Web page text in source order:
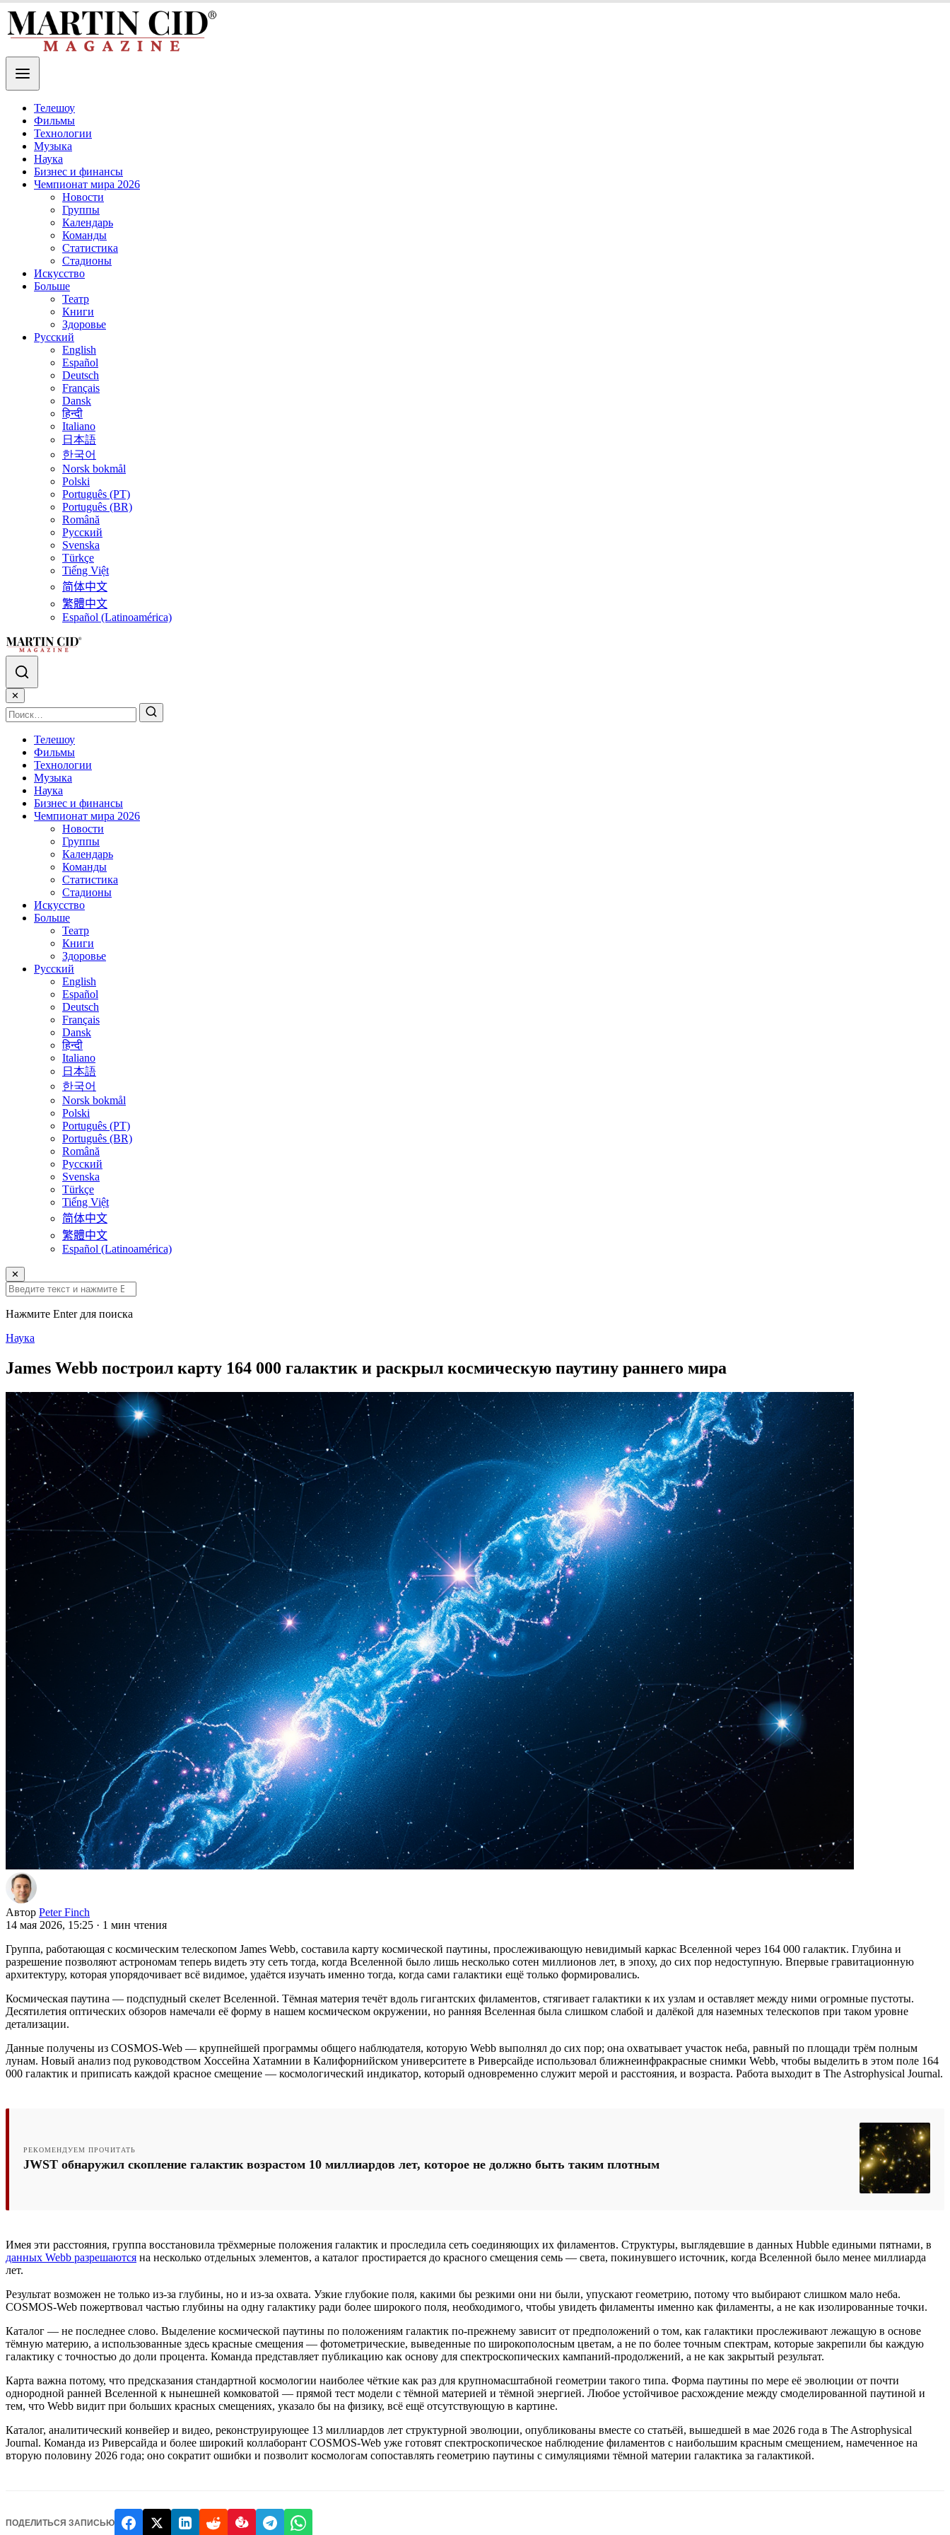
Телешоу
Фильмы
Технологии
Музыка
Наука
Бизнес и финансы
Чемпионат мира 2026
Новости
Группы
Календарь
Команды
Статистика
Стадионы
Искусство
Больше
Театр
Книги
Здоровье
Русский
English
Español
Deutsch
Français
Dansk
हिन्दी
Italiano
日本語
한국어
Norsk bokmål
Polski
Português (PT)
Português (BR)
Română
Русский
Svenska
Türkçe
Tiếng Việt
简体中文
繁體中文
Español (Latinoamérica)
✕
Телешоу
Фильмы
Технологии
Музыка
Наука
Бизнес и финансы
Чемпионат мира 2026
Новости
Группы
Календарь
Команды
Статистика
Стадионы
Искусство
Больше
Театр
Книги
Здоровье
Русский
English
Español
Deutsch
Français
Dansk
हिन्दी
Italiano
日本語
한국어
Norsk bokmål
Polski
Português (PT)
Português (BR)
Română
Русский
Svenska
Türkçe
Tiếng Việt
简体中文
繁體中文
Español (Latinoamérica)
✕
Нажмите Enter для поиска
Наука
James Webb построил карту 164 000 галактик и раскрыл космическую паутину раннего мира
Автор Peter Finch
14 мая 2026, 15:25 · 1 мин чтения
Группа, работающая с космическим телескопом James Webb, составила карту космической паутины, прослеживающую невидимый каркас Вселенной через 164 000 галактик. Глубина и
разрешение позволяют астрономам теперь видеть эту сеть тогда, когда Вселенной было лишь несколько сотен миллионов лет, в эпоху, до сих пор недоступную. Впервые гравитационную
архитектуру, которая упорядочивает всё видимое, удаётся изучать именно тогда, когда сами галактики ещё только формировались.
Космическая паутина — подспудный скелет Вселенной. Тёмная материя течёт вдоль гигантских филаментов, стягивает галактики к их узлам и оставляет между ними огромные пустоты.
Десятилетия оптических обзоров намечали её форму в нашем космическом окружении, но ранняя Вселенная была слишком слабой и далёкой для наземных телескопов при таком уровне
детализации.
Данные получены из COSMOS-Web — крупнейшей программы общего наблюдателя, которую Webb выполнял до сих пор; она охватывает участок неба, равный по площади трём полным
лунам. Новый анализ под руководством Хоссейна Хатамнии в Калифорнийском университете в Риверсайде использовал ближнеинфракрасные снимки Webb, чтобы выделить в этом поле 164
000 галактик и приписать каждой красное смещение — космологический индикатор, который одновременно служит мерой и расстояния, и возраста. Работа выходит в The Astrophysical Journal.
РЕКОМЕНДУЕМ ПРОЧИТАТЬ
JWST обнаружил скопление галактик возрастом 10 миллиардов лет, которое не должно быть таким плотным
Имея эти расстояния, группа восстановила трёхмерные положения галактик и проследила сеть соединяющих их филаментов. Структуры, выглядевшие в данных Hubble едиными пятнами, в
данных Webb разрешаются на несколько отдельных элементов, а каталог простирается до красного смещения семь — света, покинувшего источник, когда Вселенной было менее миллиарда
лет.
Результат возможен не только из-за глубины, но и из-за охвата. Узкие глубокие поля, какими бы резкими они ни были, упускают геометрию, потому что выбирают слишком мало неба.
COSMOS-Web пожертвовал частью глубины на одну галактику ради более широкого поля, необходимого, чтобы увидеть филаменты именно как филаменты, а не как изолированные точки.
Каталог — не последнее слово. Выделение космической паутины по положениям галактик по-прежнему зависит от предположений о том, как галактики прослеживают лежащую в основе
тёмную материю, а использованные здесь красные смещения — фотометрические, выведенные по широкополосным цветам, а не по более точным спектрам, которые закрепили бы каждую
галактику с точностью до доли процента. Команда представляет публикацию как основу для спектроскопических кампаний-продолжений, а не как закрытый результат.
Карта важна потому, что предсказания стандартной космологии наиболее чёткие как раз для крупномасштабной геометрии такого типа. Форма паутины по мере её эволюции от почти
однородной ранней Вселенной к нынешней комковатой — прямой тест модели с тёмной материей и тёмной энергией. Любое устойчивое расхождение между смоделированной паутиной и
тем, что Webb видит при больших красных смещениях, указало бы на физику, всё ещё отсутствующую в картине.
Каталог, аналитический конвейер и видео, реконструирующее 13 миллиардов лет структурной эволюции, опубликованы вместе со статьёй, вышедшей в мае 2026 года в The Astrophysical
Journal. Команда из Риверсайда и более широкий коллаборант COSMOS-Web уже готовят спектроскопическое наблюдение филаментов с наибольшим красным смещением, намеченное на
вторую половину 2026 года; оно сократит ошибки и позволит космологам сопоставлять геометрию паутины с симуляциями тёмной материи галактика за галактикой.
ПОДЕЛИТЬСЯ ЗАПИСЬЮ